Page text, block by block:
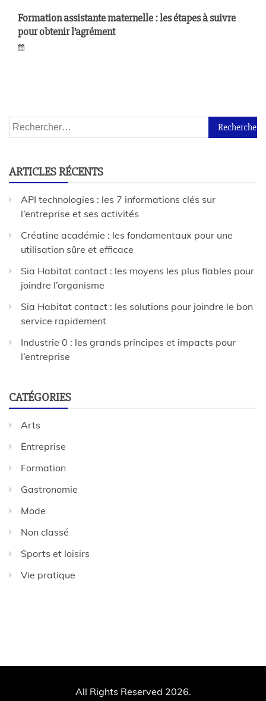
Formation assistante maternelle : les étapes à suivre
pour obtenir l’agrément
ARTICLES RÉCENTS
API technologies : les 7 informations clés sur
l’entreprise et ses activités
Créatine académie : les fondamentaux pour une
utilisation sûre et efficace
Sia Habitat contact : les moyens les plus fiables pour
joindre l’organisme
Sia Habitat contact : les solutions pour joindre le bon
service rapidement
Industrie 0 : les grands principes et impacts pour
l’entreprise
CATÉGORIES
Arts
Entreprise
Formation
Gastronomie
Mode
Non classé
Sports et loisirs
Vie pratique
All Rights Reserved 2026.